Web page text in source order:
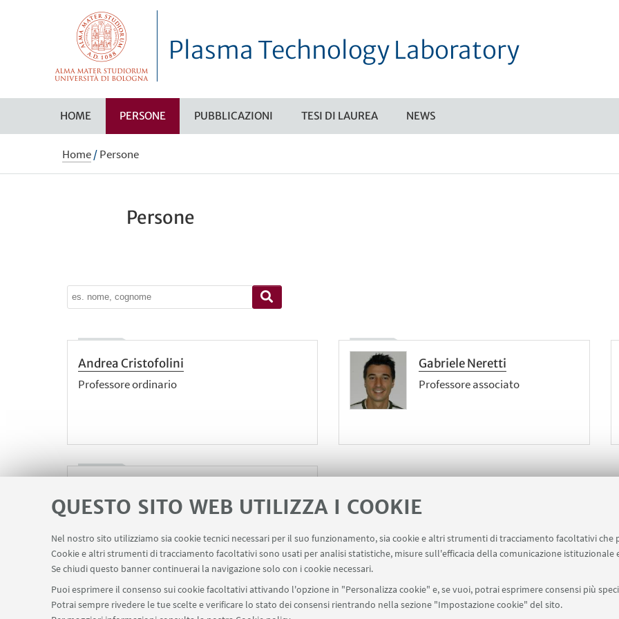
QUESTO SITO WEB UTILIZZA I COOKIE
Nel nostro sito utilizziamo sia cookie tecnici necessari per il suo funzionamento, sia cookie e altri strumenti di tracciamento facoltativi
Cookie e altri strumenti di tracciamento facoltativi sono usati per analisi statistiche, misure sull'efficacia della comunicazione
Se chiudi questo banner continuerai la navigazione solo con i cookie necessari.
Puoi esprimere il consenso sui cookie facoltativi attivando l'opzione in "Personalizza cookie" e, se vuoi, potrai esprimere consensi più
Potrai sempre rivedere le tue scelte e verificare lo stato dei consensi rientrando nella sezione "Impostazione cookie" del sito.
Plasma Technology Laboratory
HOME PERSONE PUBBLICAZIONI TESI DI LAUREA NEWS
Home/Persone
Persone
Andrea Cristofolini
Professore ordinario
Gabriele Neretti
Professore associato
Dottorando
Tutor didattico